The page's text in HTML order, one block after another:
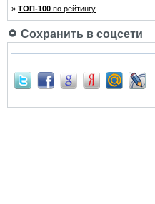
» ТОП-100 по рейтингу
Сохранить в соцсети